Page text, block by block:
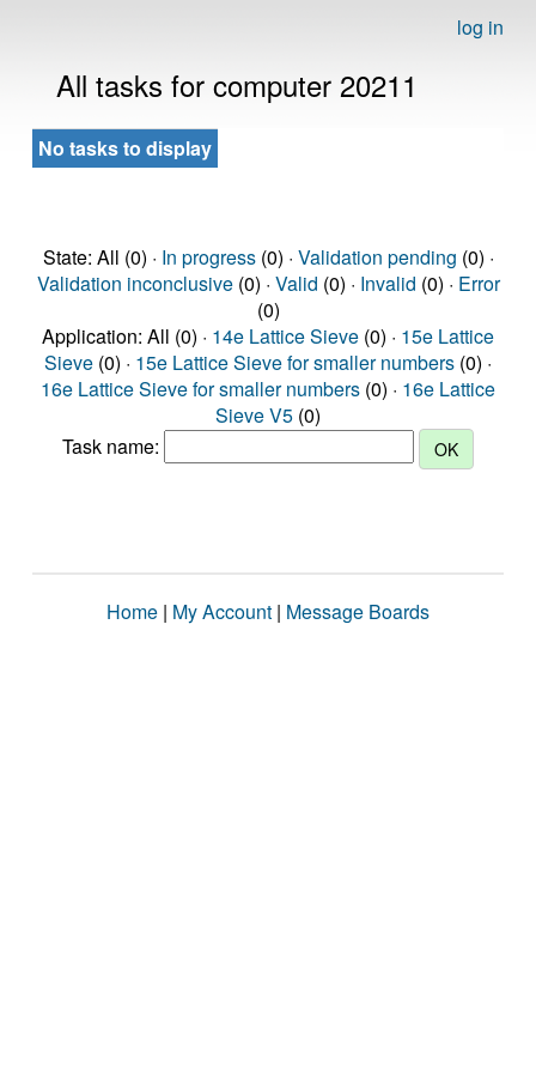
log in
All tasks for computer 20211
No tasks to display
State: All (0) · In progress(0) · Validation pending (0) ·
Validation inconclusive(0) · Valid (0) · Invalid (0) · Error
(0)
Application: All (0) · 14e Lattice Sieve (0) · 15e Lattice
Sieve (0) · 15e Lattice Sieve for smaller numbers (0) ·
16e Lattice Sieve for smaller numbers (0) · 16e Lattice
Sieve V5 (0)
Task name:
Home | My Account | Message Boards